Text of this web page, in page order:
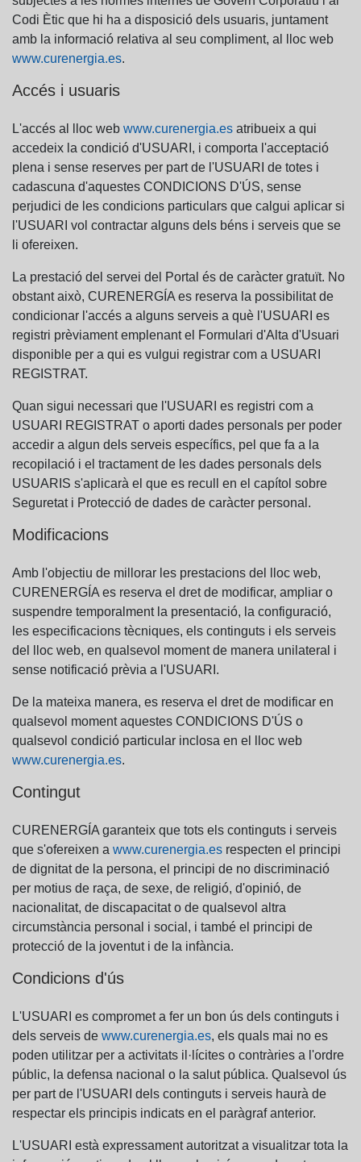
Codi Ètic que hi ha a disposició dels usuaris, juntament
amb la informació relativa al seu compliment, al lloc web
www.curenergia.es.
Accés i usuaris
L'accés al lloc web www.curenergia.es atribueix a qui
accedeix la condició d'USUARI, i comporta l'acceptació
plena i sense reserves per part de l'USUARI de totes i
cadascuna d'aquestes CONDICIONS D'ÚS, sense
perjudici de les condicions particulars que calgui aplicar si
l'USUARI vol contractar alguns dels béns i serveis que se
li ofereixen.
La prestació del servei del Portal és de caràcter gratuït. No
obstant això, CURENERGÍA es reserva la possibilitat de
condicionar l'accés a alguns serveis a què l'USUARI es
registri prèviament emplenant el Formulari d'Alta d'Usuari
disponible per a qui es vulgui registrar com a USUARI
REGISTRAT.
Quan sigui necessari que l'USUARI es registri com a
USUARI REGISTRAT o aporti dades personals per poder
accedir a algun dels serveis específics, pel que fa a la
recopilació i el tractament de les dades personals dels
USUARIS s'aplicarà el que es recull en el capítol sobre
Seguretat i Protecció de dades de caràcter personal.
Modificacions
Amb l'objectiu de millorar les prestacions del lloc web,
CURENERGÍA es reserva el dret de modificar, ampliar o
suspendre temporalment la presentació, la configuració,
les especificacions tècniques, els continguts i els serveis
del lloc web, en qualsevol moment de manera unilateral i
sense notificació prèvia a l'USUARI.
De la mateixa manera, es reserva el dret de modificar en
qualsevol moment aquestes CONDICIONS D'ÚS o
qualsevol condició particular inclosa en el lloc web
www.curenergia.es.
Contingut
CURENERGÍA garanteix que tots els continguts i serveis
que s'ofereixen a www.curenergia.es respecten el principi
de dignitat de la persona, el principi de no discriminació
per motius de raça, de sexe, de religió, d'opinió, de
nacionalitat, de discapacitat o de qualsevol altra
circumstància personal i social, i també el principi de
protecció de la joventut i de la infància.
Condicions d'ús
L'USUARI es compromet a fer un bon ús dels continguts i
dels serveis de www.curenergia.es, els quals mai no es
poden utilitzar per a activitats il·lícites o contràries a l'ordre
públic, la defensa nacional o la salut pública. Qualsevol ús
per part de l'USUARI dels continguts i serveis haurà de
respectar els principis indicats en el paràgraf anterior.
L'USUARI està expressament autoritzat a visualitzar tota la